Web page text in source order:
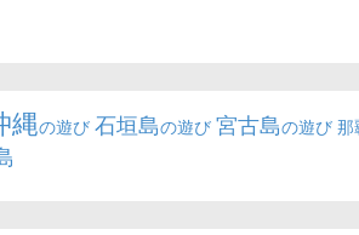
縄の遊び 石垣島の遊び 宮古島の遊び 那